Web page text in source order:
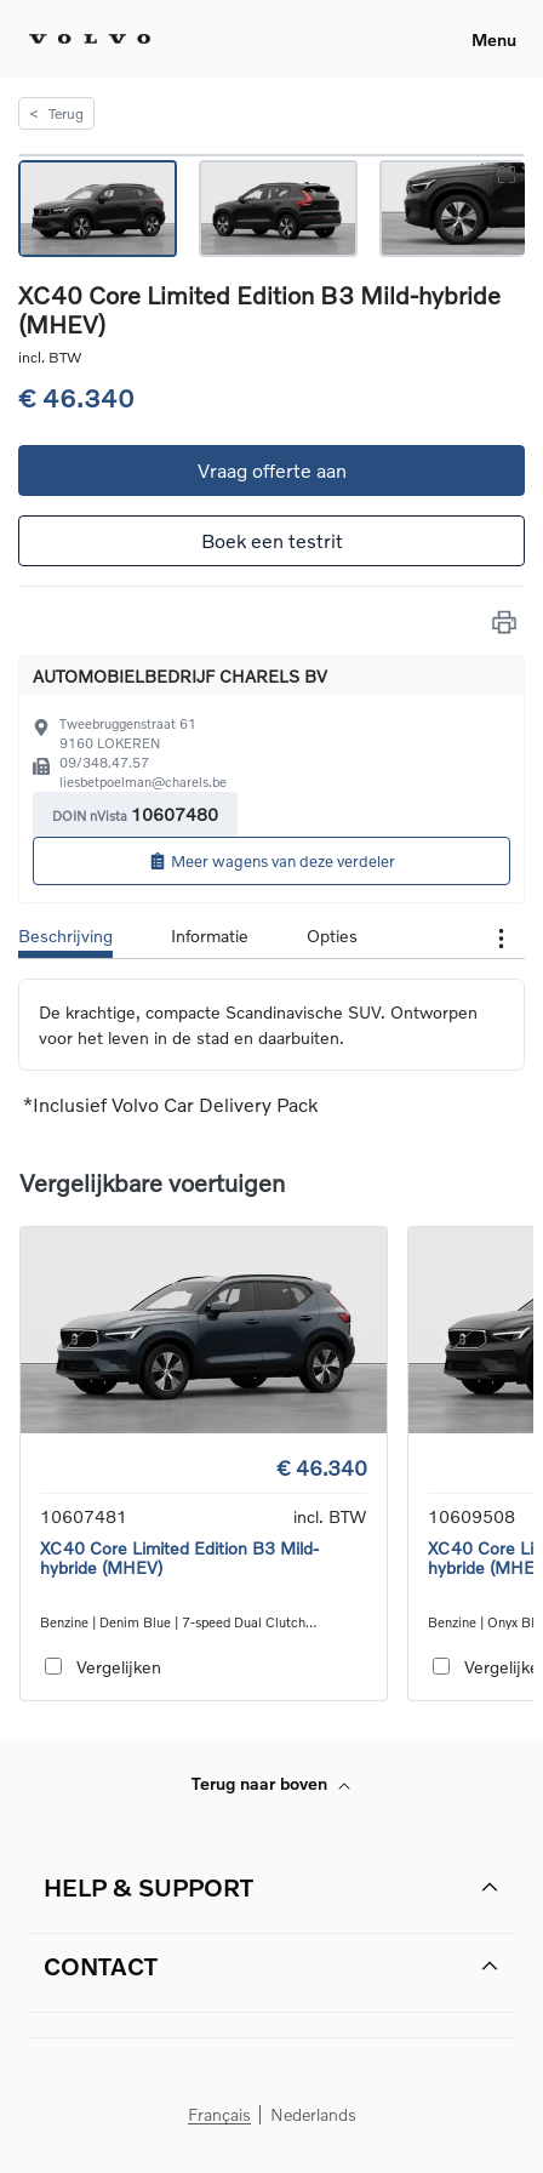
Menu
< Terug
XC40 Core Limited Edition B3 Mild-hybride
(MHEV)
incl. BTW
€ 46.340
Vraag offerte aan
Boek een testrit
AUTOMOBIELBEDRIJF CHARELS BV
Tweebruggenstraat 61
9160 LOKEREN
09/348.47.57
liesbetpoelman@charels.be
DOIN nVista 10607480
Meer wagens van deze verdeler
Beschrijving Informatie Opties
De krachtige, compacte Scandinavische SUV. Ontworpen
voor het leven in de stad en daarbuiten.
*Inclusief Volvo Car Delivery Pack
Vergelijkbare voertuigen
€ 46.340
10607481
incl. BTW
XC40 Core Limited Edition B3 Mild-
hybride (MHEV)
Benzine | Denim Blue | 7-speed Dual Clutch
Vergelijken
10609508
XC40 Core
hybride
Benzine | Onyx
Terug naar boven
HELP & SUPPORT
CONTACT
Français Nederlands